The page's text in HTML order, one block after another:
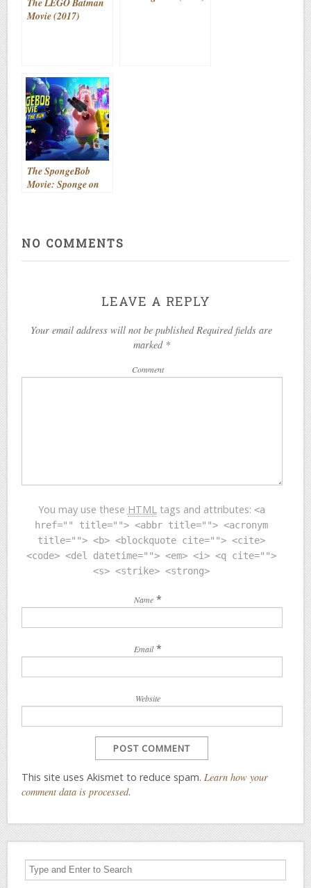
The LEGO Batman
Movie (2017)
The SpongeBob
Movie: Sponge on
NO COMMENTS
LEAVE A REPLY
Your email address will not be published Required fields are
marked *
Comment
You may use these HTML tags and attributes: <a
href="" title=""> <abbr title=""> <acronym
title=""> <b> <blockquote cite=""> <cite>
<code> <del datetime=""> <em> <i> <q cite="">
<s> <strike> <strong>
Name *
Email *
Website
This site uses Akismet to reduce spam. Learn how your
comment data is processed.